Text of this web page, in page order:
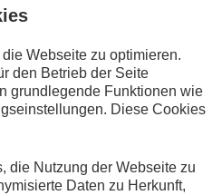
in einer
Umsatzsteuergesetz
218 KB)
Webseite zu optimieren.
den Betrieb der Seite
grundlegende Funktionen wie
Diese Cookies
die Nutzung der Webseite zu
Daten zu Herkunft,